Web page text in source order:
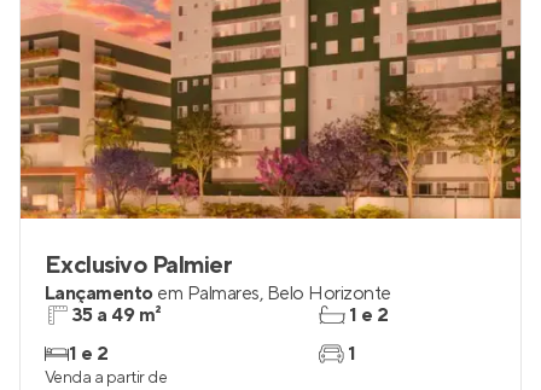
Exclusivo Palmier
Lançamento em Palmares, Belo Horizonte
35 a 49 m²
1 e 2
1 e 2
1
Venda a partir de